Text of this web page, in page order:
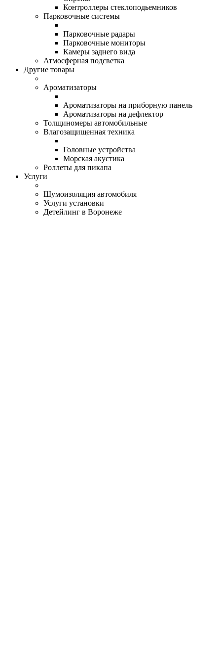
Контроллеры стеклоподьемников
Парковочные системы
Парковочные радары
Парковочные мониторы
Камеры заднего вида
Атмосферная подсветка
Другие товары
Ароматизаторы
Ароматизаторы на приборную панель
Ароматизаторы на дефлектор
Толщиномеры автомобильные
Влагозащищенная техника
Головные устройства
Морская акустика
Роллеты для пикапа
Услуги
Шумоизоляция автомобиля
Услуги установки
Детейлинг в Воронеже